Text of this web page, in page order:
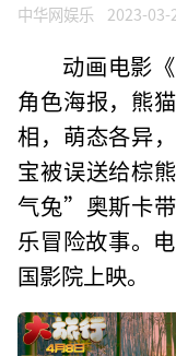
中华网娱乐 2023-03-
动画电影
角色海报，熊
相，萌态各异
宝被误送给棕
气兔”奥斯卡
乐冒险故事。
国影院上映。